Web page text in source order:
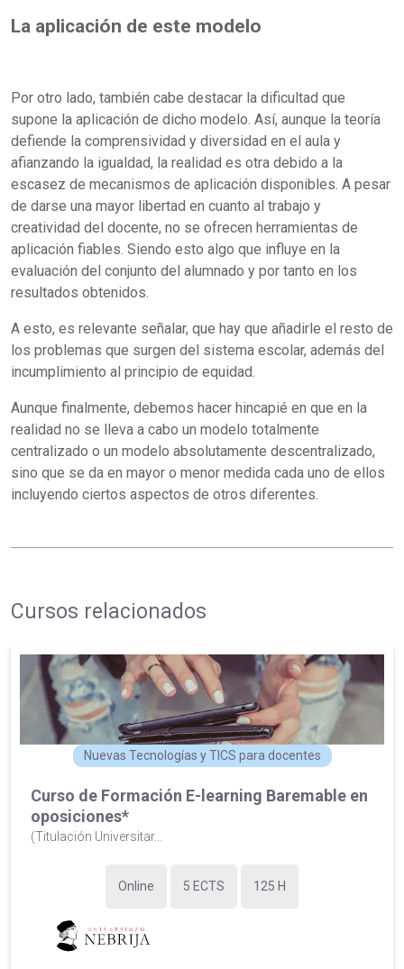
La aplicación de este modelo
Por otro lado, también cabe destacar la dificultad que
supone la aplicación de dicho modelo. Así, aunque la teoría
defiende la comprensividad y diversidad en el aula y
afianzando la igualdad, la realidad es otra debido a la
escasez de mecanismos de aplicación disponibles. A pesar
de darse una mayor libertad en cuanto al trabajo y
creatividad del docente, no se ofrecen herramientas de
aplicación fiables. Siendo esto algo que influye en la
evaluación del conjunto del alumnado y por tanto en los
resultados obtenidos.
A esto, es relevante señalar, que hay que añadirle el resto de
los problemas que surgen del sistema escolar, además del
incumplimiento al principio de equidad.
Aunque finalmente, debemos hacer hincapié en que en la
realidad no se lleva a cabo un modelo totalmente
centralizado o un modelo absolutamente descentralizado,
sino que se da en mayor o menor medida cada uno de ellos
incluyendo ciertos aspectos de otros diferentes.
Cursos relacionados
Nuevas Tecnologías y TICS para docentes
Curso de Formación E-learning Baremable en
oposiciones*
(Titulación Universitar...
Online 5 ECTS 125 H